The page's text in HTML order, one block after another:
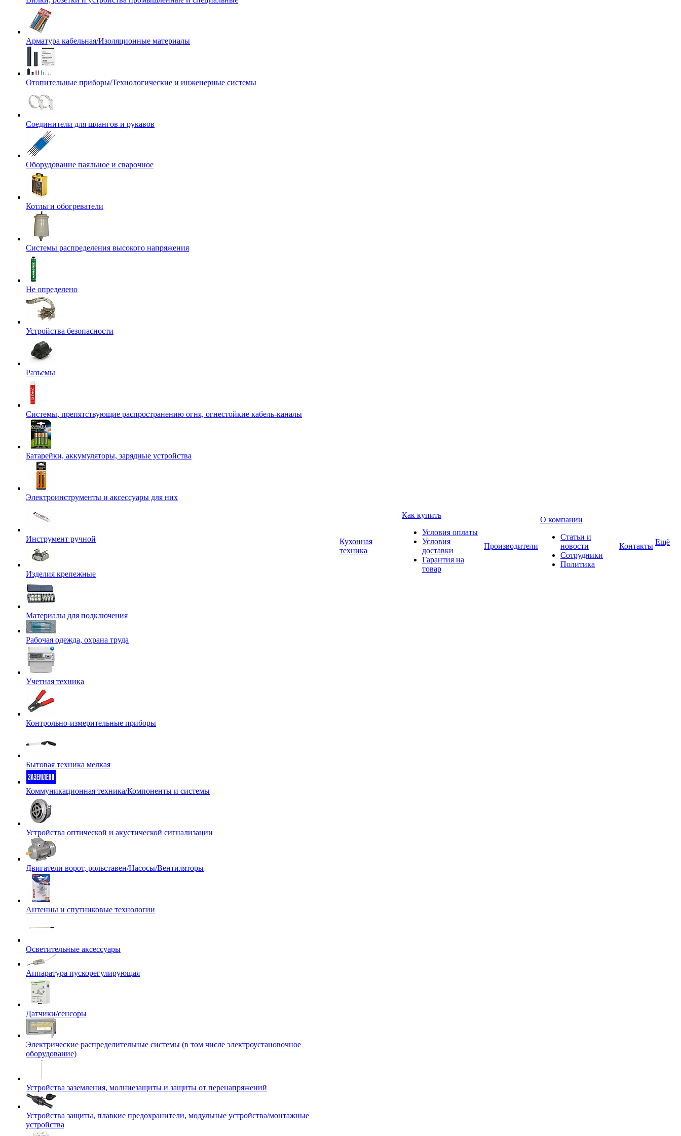
Арматура кабельная/Изоляционные материалы
Отопительные приборы/Технологические и инженерные системы
Соединители для шлангов и рукавов
Оборудование паяльное и сварочное
Котлы и обогреватели
Системы распределения высокого напряжения
Не определено
Устройства безопасности
Разъемы
Системы, препятствующие распространению огня, огнестойкие кабель-каналы
Батарейки, аккумуляторы, зарядные устройства
Электроинструменты и аксессуары для них
Инструмент ручной
Изделия крепежные
Материалы для подключения
Рабочая одежда, охрана труда
Учетная техника
Контрольно-измерительные приборы
Бытовая техника мелкая
Коммуникационная техника/Компоненты и системы
Устройства оптической и акустической сигнализации
Двигатели ворот, рольставен/Насосы/Вентиляторы
Антенны и спутниковые технологии
Осветительные аксессуары
Аппаратура пускорегулирующая
Датчики/сенсоры
Электрические распределительные системы (в том числе электроустановочное
оборудование)
Устройства заземления, молниезащиты и защиты от перенапряжений
Устройства защиты, плавкие предохранители, модульные устройства/монтажные
устройства
Кухонная
техника
Как купить
Условия оплаты
Условия
доставки
Гарантия на
товар
Производители
О компании
Статьи и
новости
Сотрудники
Политика
Контакты Ещё